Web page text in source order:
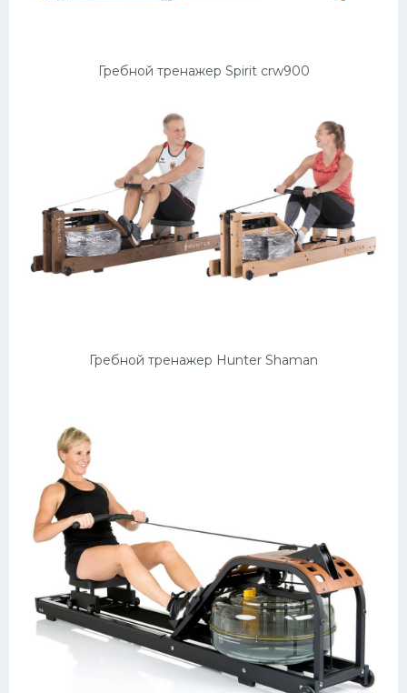
Гребной тренажер Spirit crw900
Гребной тренажер Hunter Shaman